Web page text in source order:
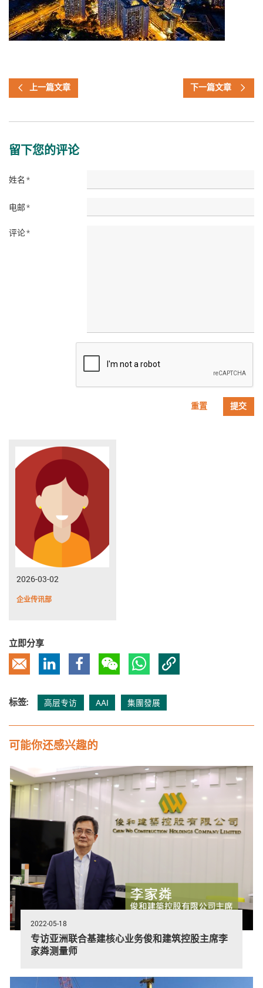
上一篇文章 下一篇文章
留下您的评论
姓名 *
电邮*
评论*
重置 提交
2026-03-02
企业传讯部
立即分享
电邮LinkedinFacebook
微信Whatsapp
复制链接
标签: 高层专访 AAI 集團發展
可能你还感兴趣的
2022-05-18
专访亚洲联合基建核心业务俊和建筑控股主席李
家粦测量师